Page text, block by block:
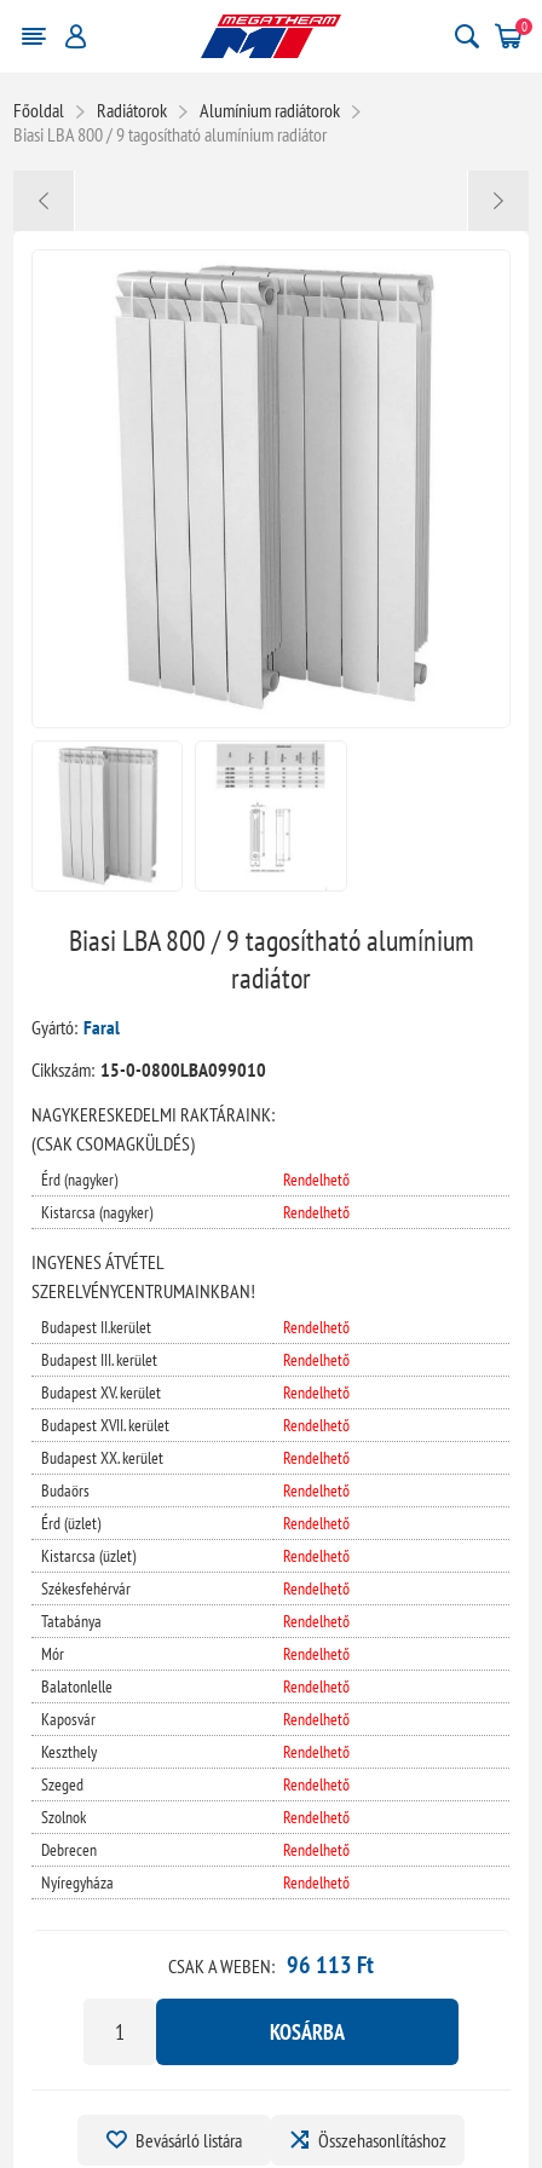
0
Főoldal Radiátorok
Alumínium radiátorok
Biasi LBA 800 / 9 tagosítható alumínium radiátor
Biasi LBA 800 / 9 tagosítható alumínium
radiátor
Gyártó: Faral
Cikkszám: 15-0-0800LBA099010
NAGYKERESKEDELMI RAKTÁRAINK:
(CSAK CSOMAGKÜLDÉS)
Érd (nagyker)
Rendelhető
Kistarcsa (nagyker)
Rendelhető
INGYENES ÁTVÉTEL
SZERELVÉNYCENTRUMAINKBAN!
Budapest II.kerület
Rendelhető
Budapest III. kerület
Rendelhető
Budapest XV. kerület
Rendelhető
Budapest XVII. kerület
Rendelhető
Budapest XX. kerület
Rendelhető
Budaörs
Rendelhető
Érd (üzlet)
Rendelhető
Kistarcsa (üzlet)
Rendelhető
Székesfehérvár
Rendelhető
Tatabánya
Rendelhető
Mór
Rendelhető
Balatonlelle
Rendelhető
Kaposvár
Rendelhető
Keszthely
Rendelhető
Szeged
Rendelhető
Szolnok
Rendelhető
Debrecen
Rendelhető
Nyíregyháza
Rendelhető
CSAK A WEBEN: 96 113 Ft
KOSÁRBA
Bevásárló listára Összehasonlításhoz